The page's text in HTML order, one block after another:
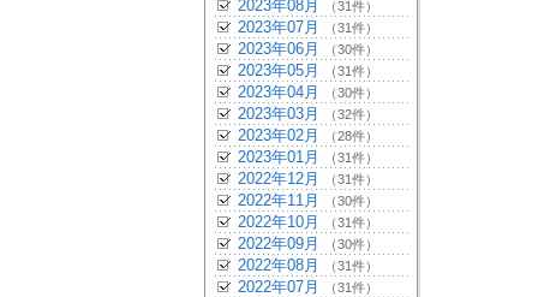
2023年08月 （31件）
2023年07月 （31件）
2023年06月 （30件）
2023年05月 （31件）
2023年04月 （30件）
2023年03月 （32件）
2023年02月 （28件）
2023年01月 （31件）
2022年12月 （31件）
2022年11月 （30件）
2022年10月 （31件）
2022年09月 （30件）
2022年08月 （31件）
2022年07月 （31件）